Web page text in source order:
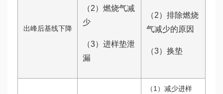
出峰后基线下降
（2）燃烧气减
少
（3）进样垫泄
漏
（2）排除燃烧
气减少的原因
（3）换垫
（1）减少进样